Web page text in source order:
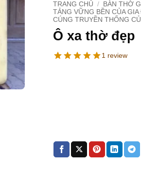
TRANG CHỦ /
BÀN THỜ
TẢNG VỮNG BỀN CỦA GIA
CÚNG TRUYỀN THỐNG
Ô xa thờ đẹp
1 review